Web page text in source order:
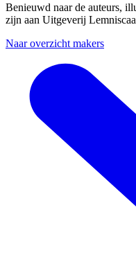
Benieuwd naar de auteurs,
zijn aan Uitgeverij
Naar overzicht makers